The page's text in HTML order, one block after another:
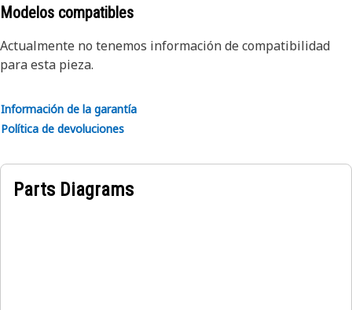
Modelos compatibles
Actualmente no tenemos información de compatibilidad
para esta pieza.
Información de la garantía
Política de devoluciones
Parts Diagrams